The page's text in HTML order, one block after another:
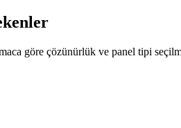
göre çözünürlük ve panel tipi